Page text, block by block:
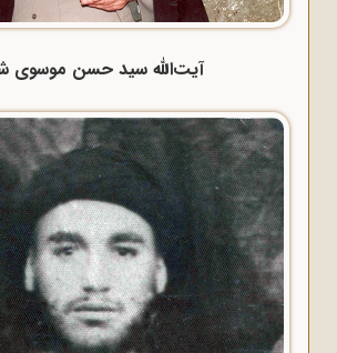
آیت‌الله سید حسن موسوی